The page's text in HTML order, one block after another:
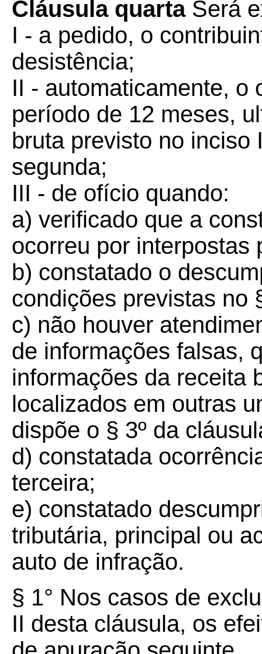
Cláusula quarta Será
I - a pedido, o
desistência;
II - automaticamente, o
período de 12 meses,
bruta previsto no inciso
segunda;
III - de ofício quando:
a) verificado que a
ocorreu por interpostas
b) constatado o
condições previstas no
c) não houver
de informações falsas,
informações da receita
localizados em outras
dispõe o § 3º da
d) constatada
terceira;
e) constatado
tributária, principal ou
auto de infração.
§ 1° Nos casos de
II desta cláusula, os